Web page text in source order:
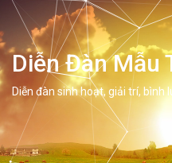
Diễn Đàn Mẫu
Diễn đàn sinh hoạt, giải trí, bình